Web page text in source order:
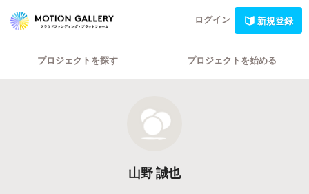
ログイン 新規登録
プロジェクトを探す プロジェクトを始める
山野 誠也